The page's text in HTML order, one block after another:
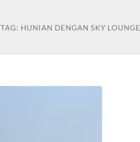
TAG: HUNIAN DENGAN SKY LOUNGE